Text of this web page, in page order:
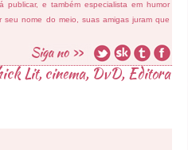
publicar, e também especialista em humor
seu nome do meio, suas amigas juram que
Lit,cinema, DvD,Editora